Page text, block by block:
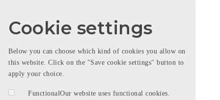
Cookie settings
Below you can choose which kind of cookies you allow on
this website. Click on the "Save cookie settings" button to
apply your choice.
FunctionalOur website uses functional cookies.